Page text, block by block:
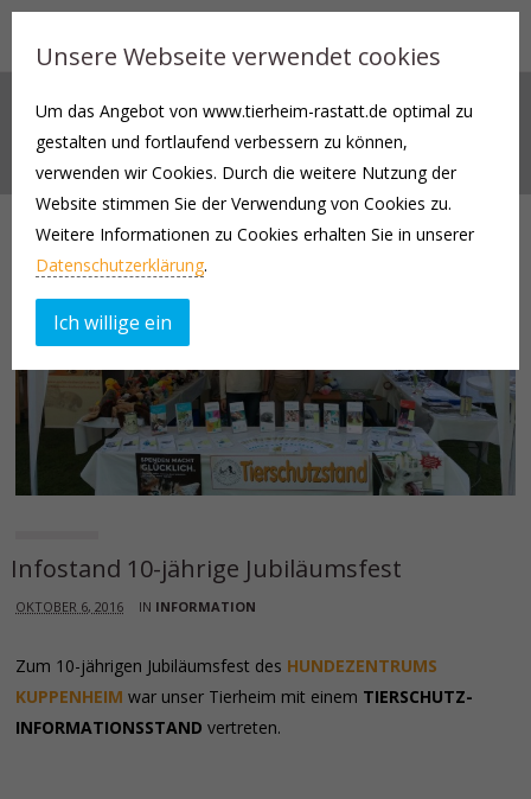
AKTUELLES
Infostand 10-jährige Jubiläumsfest
OKTOBER 6, 2016 IN INFORMATION
Zum 10-jährigen Jubiläumsfest des HUNDEZENTRUMS
KUPPENHEIM war unser Tierheim mit einem TIERSCHUTZ-
INFORMATIONSSTAND vertreten.
Unsere Webseite verwendet cookies
Um das Angebot von www.tierheim-rastatt.de optimal zu
gestalten und fortlaufend verbessern zu können,
verwenden wir Cookies. Durch die weitere Nutzung der
Website stimmen Sie der Verwendung von Cookies zu.
Weitere Informationen zu Cookies erhalten Sie in unserer
Datenschutzerklärung.
Ich willige ein